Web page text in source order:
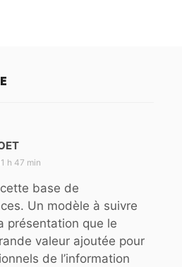
i
:
h 47 min
base de
Un modèle à suivre
présentation que le
valeur ajoutée pour
de l’information